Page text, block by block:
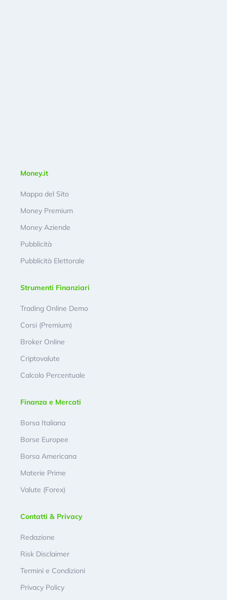
Money.it
Mappa del Sito
Money Premium
Money Aziende
Pubblicità
Pubblicità Elettorale
Strumenti Finanziari
Trading Online Demo
Corsi (Premium)
Broker Online
Criptovalute
Calcolo Percentuale
Finanza e Mercati
Borsa Italiana
Borse Europee
Borsa Americana
Materie Prime
Valute (Forex)
Contatti & Privacy
Redazione
Risk Disclaimer
Termini e Condizioni
Privacy Policy